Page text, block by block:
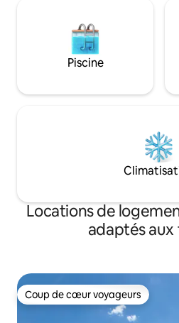
Piscine
Locations de
adaptés aux
Coup de cœur voyageurs
Coup de cœur voyageurs